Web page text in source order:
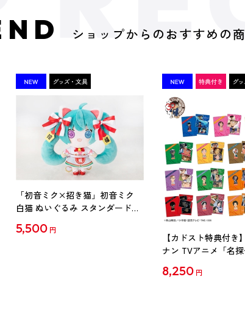
ショップからのおすすめの
「初音ミク×招き猫」初音ミク
白猫 ぬいぐるみ スタンダード
5,500 円
【カドスト特典付き
ナン TVアニメ「名
【1BOX】
8,250 円